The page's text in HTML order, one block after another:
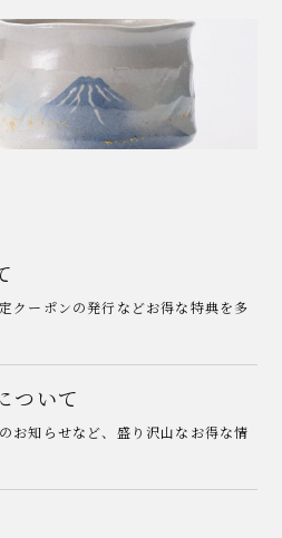
クーポンの発行などお得な特典を多
ついて
お知らせなど、盛り沢山なお得な情